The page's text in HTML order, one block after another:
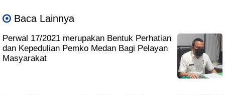
Baca Lainnya
Perwal 17/2021 merupakan Bentuk Perhatian
dan Kepedulian Pemko Medan Bagi Pelayan
Masyarakat